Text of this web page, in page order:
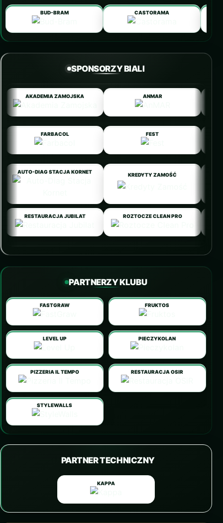
BUD-BRAM CASTORAMA
SPONSORZY BIALI
AKADEMIA ZAMOJSKA ANMAR
FARBACOL FEST
AUTO-DIAG STACJA KORNET KREDYTY ZAMOŚĆ
RESTAURACJA JUBILAT ROZTOCZE CLEAN PRO
PARTNERZY KLUBU
FASTGRAW FRUKTOS
LEVEL UP PIECZYKOLAN
PIZZERIA IL TEMPO RESTAURACJA OSIR
STYLEWALLS
PARTNER TECHNICZNY
KAPPA